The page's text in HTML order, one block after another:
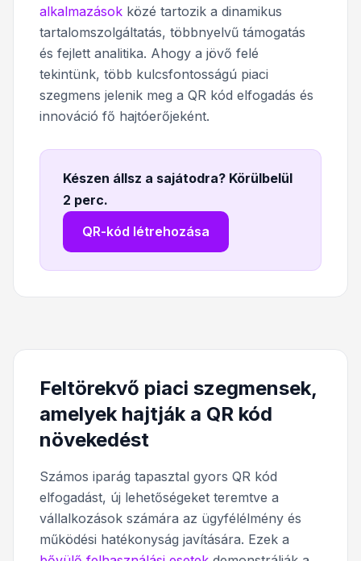
alkalmazások közé tartozik a dinamikus
tartalomszolgáltatás, többnyelvű támogatás
és fejlett analitika. Ahogy a jövő felé
tekintünk, több kulcsfontosságú piaci
szegmens jelenik meg a QR kód elfogadás és
innováció fő hajtóerőjeként.
Készen állsz a sajátodra? Körülbelül
2 perc.
QR-kód létrehozása
Feltörekvő piaci szegmensek,
amelyek hajtják a QR kód
növekedést
Számos iparág tapasztal gyors QR kód
elfogadást, új lehetőségeket teremtve a
vállalkozások számára az ügyfélélmény és
működési hatékonyság javítására. Ezek a